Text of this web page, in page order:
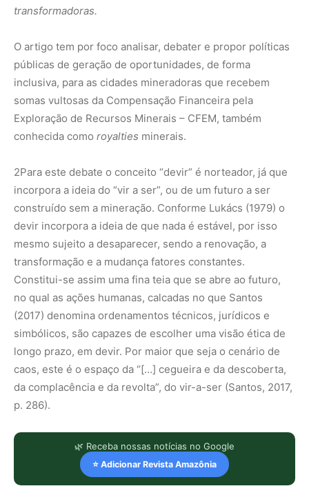
transformadoras.
O artigo tem por foco analisar, debater e propor políticas
públicas de geração de oportunidades, de forma
inclusiva, para as cidades mineradoras que recebem
somas vultosas da Compensação Financeira pela
Exploração de Recursos Minerais – CFEM, também
conhecida como royalties minerais.
2Para este debate o conceito “devir” é norteador, já que
incorpora a ideia do “vir a ser”, ou de um futuro a ser
construído sem a mineração. Conforme Lukács (1979) o
devir incorpora a ideia de que nada é estável, por isso
mesmo sujeito a desaparecer, sendo a renovação, a
transformação e a mudança fatores constantes.
Constitui-se assim uma fina teia que se abre ao futuro,
no qual as ações humanas, calcadas no que Santos
(2017) denomina ordenamentos técnicos, jurídicos e
simbólicos, são capazes de escolher uma visão ética de
longo prazo, em devir. Por maior que seja o cenário de
caos, este é o espaço da “[…] cegueira e da descoberta,
da complacência e da revolta”, do vir-a-ser (Santos, 2017,
p. 286).
🌿 Receba nossas notícias no Google
⭐ Adicionar Revista Amazônia